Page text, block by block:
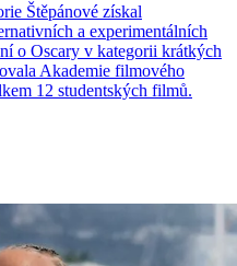
Štěpánové získal
a experimentálních
o Oscary v kategorii krátkých
Akademie filmového
12 studentských filmů.